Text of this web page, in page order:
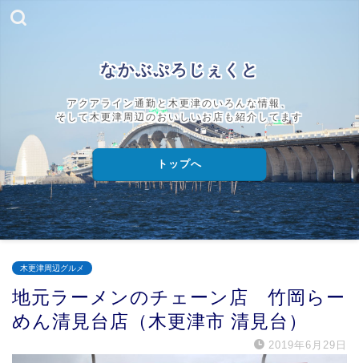
なかぶぷろじぇくと
アクアライン通勤と木更津のいろんな情報、
そして木更津周辺のおいしいお店も紹介してます
トップへ
木更津周辺グルメ
地元ラーメンのチェーン店 竹岡らー
めん清見台店（木更津市 清見台）
2019年6月29日